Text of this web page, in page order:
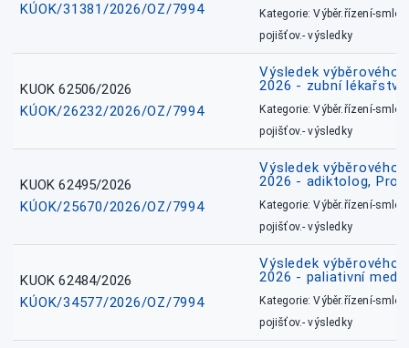
KÚOK/31381/2026/OZ/7994
Kategorie: Výběr.řízení-
pojišťov.- výsledky
KUOK 62506/2026
KÚOK/26232/2026/OZ/7994
Výsledek výběrového
2026 - zubní
Kategorie: Výběr.řízení-
pojišťov.- výsledky
KUOK 62495/2026
KÚOK/25670/2026/OZ/7994
Výsledek výběrového
2026 - adiktolog,
Kategorie: Výběr.řízení-
pojišťov.- výsledky
KUOK 62484/2026
KÚOK/34577/2026/OZ/7994
Výsledek výběrového
2026 - paliativní
Kategorie: Výběr.řízení-
pojišťov.- výsledky